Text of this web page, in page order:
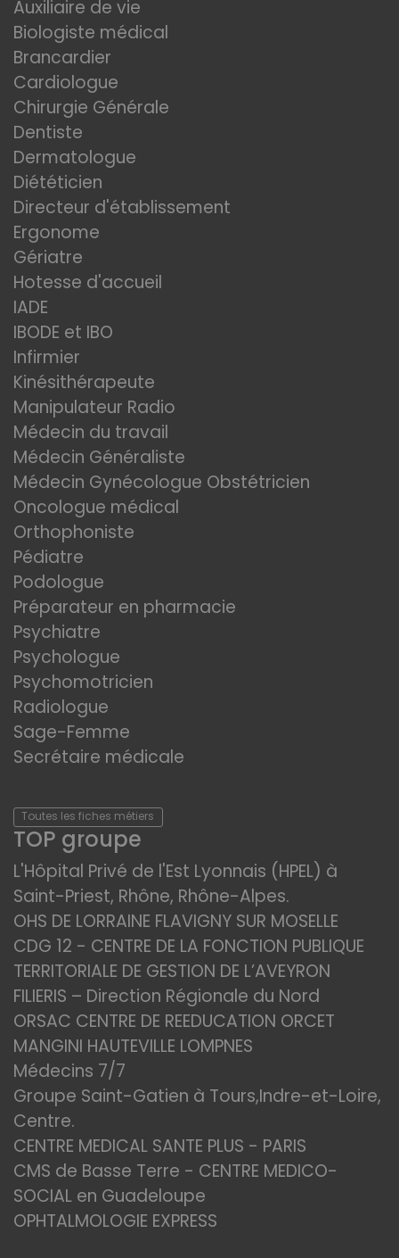
Auxiliaire de vie
Biologiste médical
Brancardier
Cardiologue
Chirurgie Générale
Dentiste
Dermatologue
Diététicien
Directeur d'établissement
Ergonome
Gériatre
Hotesse d'accueil
IADE
IBODE et IBO
Infirmier
Kinésithérapeute
Manipulateur Radio
Médecin du travail
Médecin Généraliste
Médecin Gynécologue Obstétricien
Oncologue médical
Orthophoniste
Pédiatre
Podologue
Préparateur en pharmacie
Psychiatre
Psychologue
Psychomotricien
Radiologue
Sage-Femme
Secrétaire médicale
Toutes les fiches métiers
TOP groupe
L'Hôpital Privé de l'Est Lyonnais (HPEL) à
Saint-Priest, Rhône, Rhône-Alpes.
OHS DE LORRAINE FLAVIGNY SUR MOSELLE
CDG 12 - CENTRE DE LA FONCTION PUBLIQUE
TERRITORIALE DE GESTION DE L’AVEYRON
FILIERIS – Direction Régionale du Nord
ORSAC CENTRE DE REEDUCATION ORCET
MANGINI HAUTEVILLE LOMPNES
Médecins 7/7
Groupe Saint-Gatien à Tours,Indre-et-Loire,
Centre.
CENTRE MEDICAL SANTE PLUS - PARIS
CMS de Basse Terre - CENTRE MEDICO-
SOCIAL en Guadeloupe
OPHTALMOLOGIE EXPRESS